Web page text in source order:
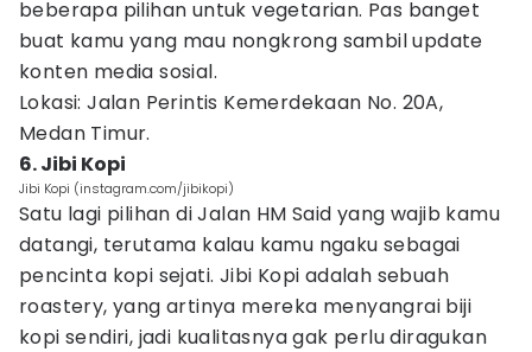
beberapa pilihan untuk vegetarian. Pas banget
buat kamu yang mau nongkrong sambil update
konten media sosial.
Lokasi: Jalan Perintis Kemerdekaan No. 20A,
Medan Timur.
6. Jibi Kopi
Jibi Kopi (instagram.com/jibikopi)
Satu lagi pilihan di Jalan HM Said yang wajib kamu
datangi, terutama kalau kamu ngaku sebagai
pencinta kopi sejati. Jibi Kopi adalah sebuah
roastery, yang artinya mereka menyangrai biji
kopi sendiri, jadi kualitasnya gak perlu diragukan